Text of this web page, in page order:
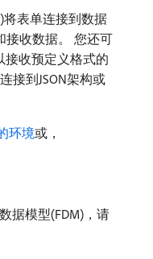
将表单连接到数据
接收数据。 您还可
接收预定义格式的
接到JSON架构或
环境或，
据模型(FDM)，请